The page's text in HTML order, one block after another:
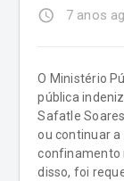
access_time 7 anos
O Ministério
pública
Safatle
ou continuar a
confinamento
disso, foi